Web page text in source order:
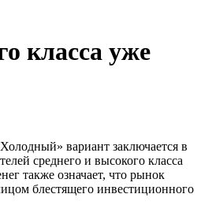
класса уже
вариант заключается в
среднего и высокого класса
также означает, что рынок
блестящего инвестиционного